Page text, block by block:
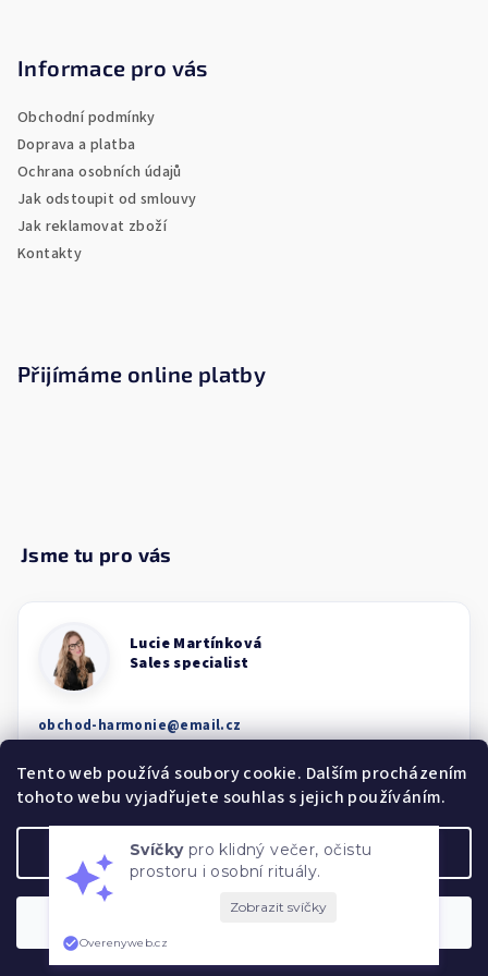
Tento web používá soubory cookie. Dalším procházením
tohoto webu vyjadřujete souhlas s jejich používáním.
Nastavení
Informace pro vás
Obchodní podmínky
Doprava a platba
Ochrana osobních údajů
Jak odstoupit od smlouvy
Jak reklamovat zboží
Kontakty
Přijímáme online platby
obchod-harmonie@email.cz
Svíčkypro klidný večer, očistu
prostoru i osobní rituály.
Overenyweb.cz